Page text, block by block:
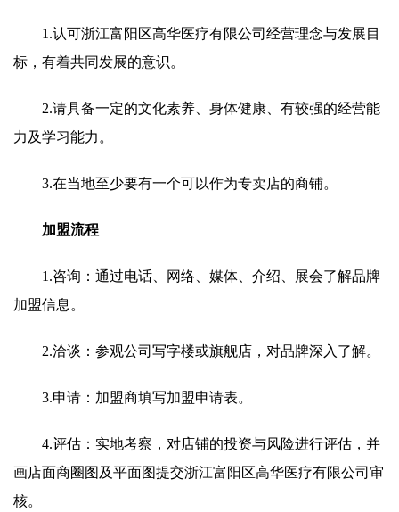
1.认可浙江富阳区高华医疗有限公司经营理念与发展目
标，有着共同发展的意识。
2.请具备一定的文化素养、身体健康、有较强的经营能
力及学习能力。
3.在当地至少要有一个可以作为专卖店的商铺。
加盟流程
1.咨询：通过电话、网络、媒体、介绍、展会了解品牌
加盟信息。
2.洽谈：参观公司写字楼或旗舰店，对品牌深入了解。
3.申请：加盟商填写加盟申请表。
4.评估：实地考察，对店铺的投资与风险进行评估，并
画店面商圈图及平面图提交浙江富阳区高华医疗有限公司审
核。